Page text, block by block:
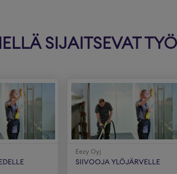
SIJAITSEVAT
Eezy Oyj
SIIVOOJA YLÖJÄRVELLE